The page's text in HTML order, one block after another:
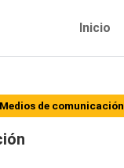
Inicio
Medios de comunicación